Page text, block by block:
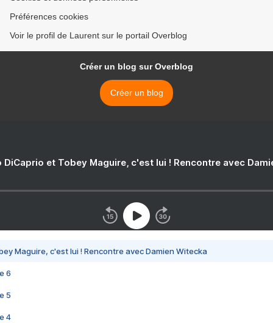
Préférences cookies
Voir le profil de Laurent sur le portail Overblog
Créer un blog sur Overblog
Créer un blog
DiCaprio et Tobey Maguire, c'est lui ! Rencontre avec
Maguire, c'est lui ! Rencontre avec Damien Witecka
6
5
4